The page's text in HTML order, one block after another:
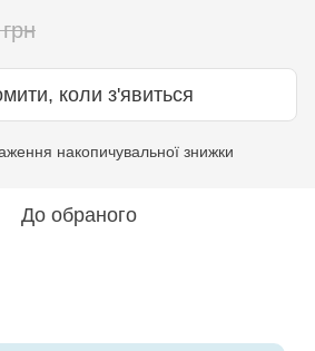
коли з'явиться
накопичувальної знижки
До обраного